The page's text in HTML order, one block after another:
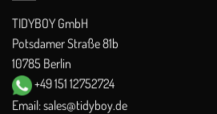
TIDYBOY GmbH
Potsdamer Straße 81b
10785 Berlin
+49 151 12752724
Email:sales@tidyboy.de